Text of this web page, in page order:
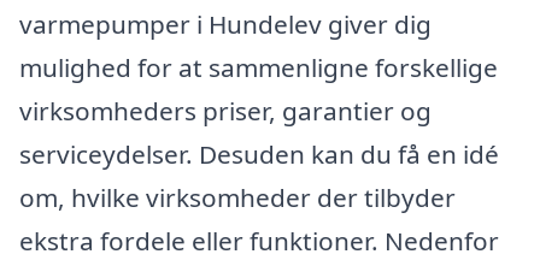
varmepumper i Hundelev giver dig
mulighed for at sammenligne forskellige
virksomheders priser, garantier og
serviceydelser. Desuden kan du få en idé
om, hvilke virksomheder der tilbyder
ekstra fordele eller funktioner. Nedenfor